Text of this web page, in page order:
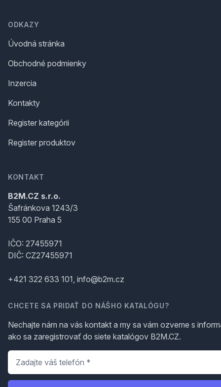
ODKAZY
Úvodná stránka
Obchodné podmienky
Inzercia
Kontakty
Register kategórii
Register produktov
KONTAKT
B2M.CZ s.r.o.
Šafránkova 1243/3
155 00 Praha 5
IČO: 27455971
DIČ: CZ27455971
+421 322 633 101, info@b2m.cz
CHCETE SA PRIDAŤ DO NÁŠHO KATALÓGU?
Nechajte nám na vás kontakt a my sa vám ozveme s
ako sa zaregistrovať do siete katalógov B2M.CZ.
Telefón